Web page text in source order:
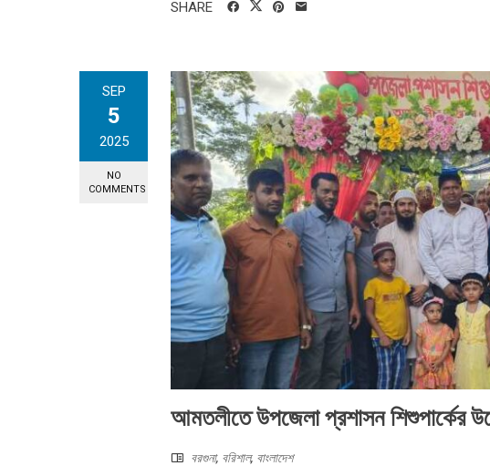
SHARE
SEP
5
2025
NO
COMMENTS
আমতলীতে উপজেলা প্রশাসন শিশুপার্কের
বরগুনা, বরিশাল, বাংলাদেশ